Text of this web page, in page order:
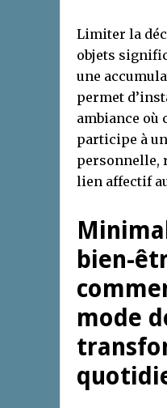
Limiter la
objets
une
permet
ambiance où
participe à
personnelle,
lien affectif
bien-
mode